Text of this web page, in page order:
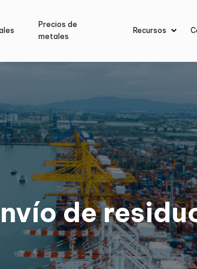
Precios de
metales
Recursos
de